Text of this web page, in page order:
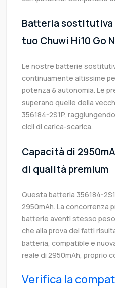
Batteria sostitutiva
tuo Chuwi Hi10 Go
Le nostre batterie
continuamente altissime
potenza & autonomia. Le
superano quelle della
356184-2S1P,
cicli di carica-scarica.
Capacità di
di qualità premium
Questa batteria 356184-
2950mAh. La concorrenza
batterie aventi stesso
che alla prova dei fatti
batteria, compatible e
reale di 2950mAh, proprio
Verifica la